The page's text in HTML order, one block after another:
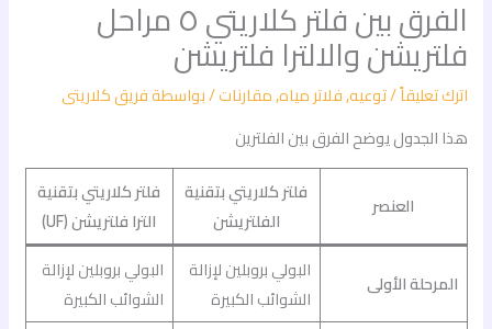
الفرق بين فلتر كلاريتي ٥ مراحل
فلتريشن والالترا فلتريشن
اترك تعليقاً/توعيه,فلاتر مياه,مقارنات/ بواسطةفريق كلاريتى
هذا الجدول يوضح الفرق بين الفلترين
العنصر
فلتر كلاريتي بتقنية
الفلتريشن
فلتر كلاريتي بتقنية
الترا فلتريشن (UF)
المرحلة الأولى
البولي بروبلين لإزالة
الشوائب الكبيرة
البولي بروبلين لإزالة
الشوائب الكبيرة